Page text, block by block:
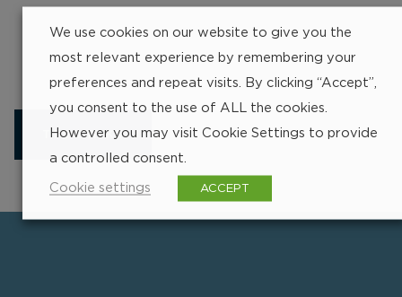
Få ut beste mulige av ditt
Limit-produkt
TIPS & TRIKS
We use cookies on our website to give you the
most relevant experience by remembering your
preferences and repeat visits. By clicking “Accept”,
you consent to the use of ALL the cookies.
However you may visit Cookie Settings to provide
a controlled consent.
Cookie settings ACCEPT